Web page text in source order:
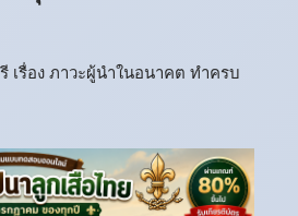
เรื่อง ภาวะผู้นำในอนาคต ทำครบ